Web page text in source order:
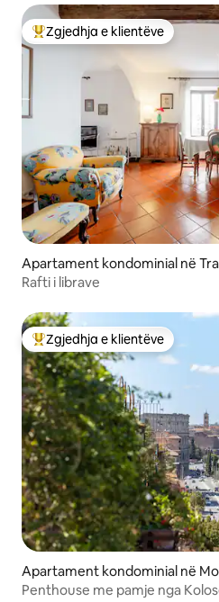
Më të mirat e zgjedhjeve të
Zgjedhja e klientëve
Apartament kondominial në
Rafti i librave
Më të mirat e zgjedhjeve të
Zgjedhja e klientëve
Apartament kondominial në
Penthouse me pamje nga